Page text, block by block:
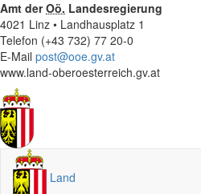
Amt derOö. Landesregierung
4021 Linz • Landhausplatz 1
Telefon (+43 732) 77 20-0
E-Mail post@ooe.gv.at
www.land-oberoesterreich.gv.at
Land